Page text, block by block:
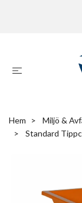
Hem Miljö &
Standard